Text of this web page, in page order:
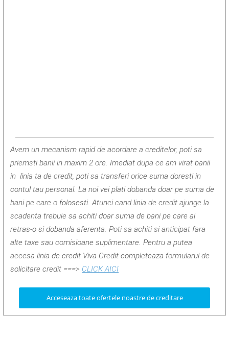
Avem un mecanism rapid de acordare a creditelor, poti sa
priemsti banii in maxim 2 ore. Imediat dupa ce am virat banii
in linia ta de credit, poti sa transferi orice suma doresti in
contul tau personal. La noi vei plati dobanda doar pe suma de
bani pe care o folosesti. Atunci cand linia de credit ajunge la
scadenta trebuie sa achiti doar suma de bani pe care ai
retras-o si dobanda aferenta. Poti sa achiti si anticipat fara
alte taxe sau comisioane suplimentare. Pentru a putea
accesa linia de credit Viva Credit completeaza formularul de
solicitare credit ===> CLICK AICI
Acceseaza toate ofertele noastre de creditare